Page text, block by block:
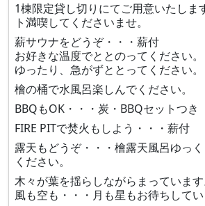
1棟限定貸し切りにてご用意いたし
ト満喫してくださいませ。
薪サウナをどうぞ・・・薪付
お好きな温度でととのってください。
ゆったり、急がずととってください。
檜の桶で水風呂楽しんでください。
BBQもOK・・・炭・BBQセットつき
FIRE PITで焚火もしよう・・・薪付
露天もどうぞ・・・檜露天風呂ゆっ
ください。
木々が葉を揺らしながらまっています
風も空も・・・月も星もお待ちしてい